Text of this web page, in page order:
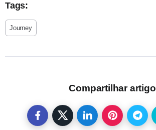
Tags:
Journey
Compartilhar artigo